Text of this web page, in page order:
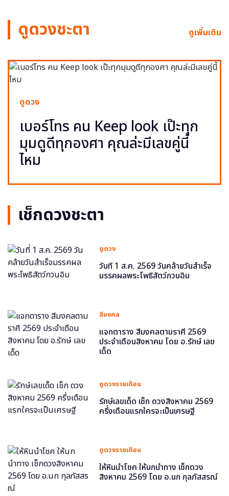
ดูดวงชะตา ดูเพิ่มเติม
ดูดวง
เบอร์โทร คน Keep look เป๊ะทุก
มุมดูดีทุกองศา คุณล่ะมีเลขคู่นี้
ไหม
เช็กดวงชะตา
ดูดวง
วันที่ 1 ส.ค. 2569 วันคล้ายวันสำเร็จ
มรรคผลพระโพธิสัตว์กวนอิม
สีมงคล
แจกตาราง สีมงคลตามราศี 2569
ประจำเดือนสิงหาคม โดย อ.รักษ์ เลข
เด็ด
ดูดวงรายเดือน
รักษ์เลขเด็ด เช็ก ดวงสิงหาคม 2569
ครึ่งเดือนแรกใครจะเป็นเศรษฐี
ดูดวงรายเดือน
ให้หินนำโชค ให้นกนำทาง เช็กดวง
สิงหาคม 2569 โดย อ.นก กุลภัสสรณ์